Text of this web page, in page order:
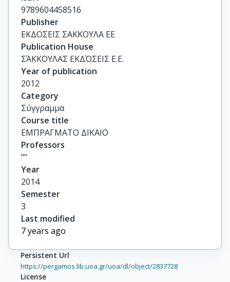
9789604458516
Publisher
ΕΚΔΟΣΕΙΣ ΣΑΚΚΟΥΛΑ ΕΕ
Publication House
ΣΆΚΚΟΥΛΑΣ ΕΚΔΌΣΕΙΣ Ε.Ε.
Year of publication
2012
Category
Σύγγραμμα
Course title
ΕΜΠΡΑΓΜΑΤΟ ΔΙΚΑΙΟ
Professors
""
Year
2014
Semester
3
Last modified
7 years ago
Persistent Url
https://pergamos.lib.uoa.gr/uoa/dl/object/2837728
License